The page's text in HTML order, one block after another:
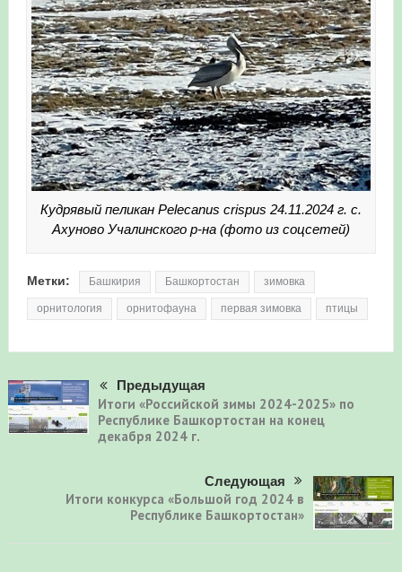
Кудрявый пеликан Pelecanus crispus 24.11.2024 г. с.
Ахуново Учалинского р-на (фото из соцсетей)
Метки: Башкирия Башкортостан зимовка
орнитология орнитофауна первая зимовка птицы
Предыдущая
Итоги «Российской зимы 2024-2025» по
Республике Башкортостан на конец
декабря 2024 г.
Следующая
Итоги конкурса «Большой год 2024 в
Республике Башкортостан»